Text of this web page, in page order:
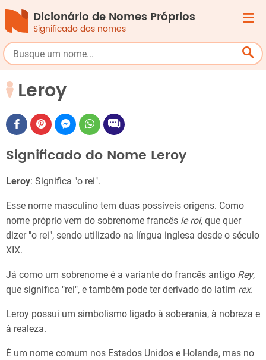
Dicionário de Nomes Próprios
Significado dos nomes
Leroy
Significado do Nome Leroy
Leroy: Significa "o rei".
Esse nome masculino tem duas possíveis origens. Como
nome próprio vem do sobrenome francês le roi, que quer
dizer "o rei", sendo utilizado na língua inglesa desde o século
XIX.
Já como um sobrenome é a variante do francês antigo Rey,
que significa "rei", e também pode ter derivado do latim rex.
Leroy possui um simbolismo ligado à soberania, à nobreza e
à realeza.
É um nome comum nos Estados Unidos e Holanda, mas no